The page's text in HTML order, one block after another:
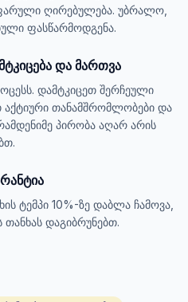
ღირებულება. უბრალო,
ფასწარმოდგენა.
და მართვა
დამტკიცეთ შერჩეული
თანამშრომლობები და
პირობა აღარ არის
ტემპი 10%-ზე დაბლა ჩამოვა,
თანხას დაგიბრუნებთ.